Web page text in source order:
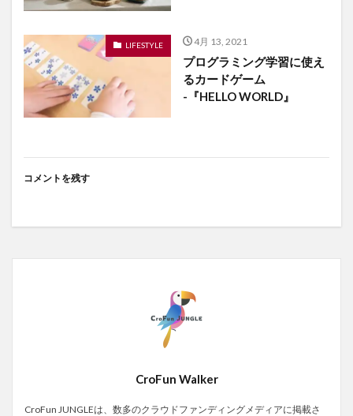
LIFESTYLE 4月 13, 2021
プログラミング学習に使え
るカードゲーム
-『HELLO WORLD』
コメントを残す
CroFun Walker
CroFun JUNGLEは、数多のクラウドファンディングメディアに掲載さ